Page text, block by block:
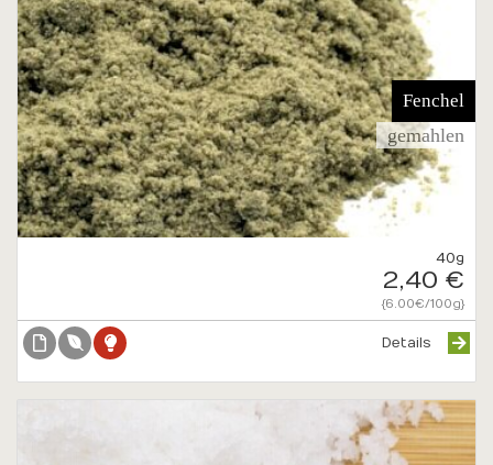
Fenchel
gemahlen
40g
2,40 €
{6.00€/100g}
Details